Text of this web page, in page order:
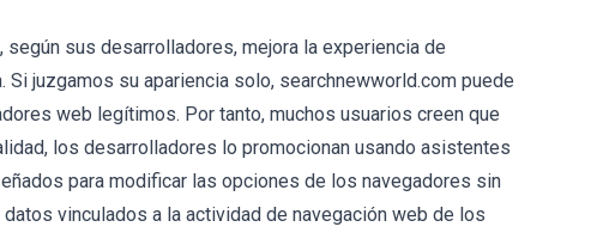
sus desarrolladores, mejora la experiencia de
juzgamos su apariencia solo, searchnewworld.com puede
web legítimos. Por tanto, muchos usuarios creen que
los desarrolladores lo promocionan usando asistentes
para modificar las opciones de los navegadores sin
vinculados a la actividad de navegación web de los